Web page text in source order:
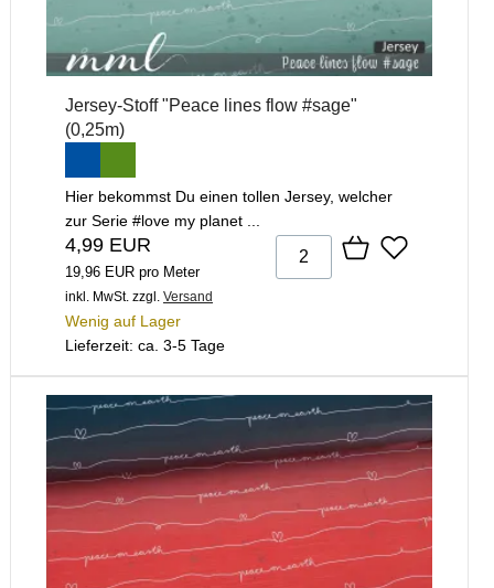
Jersey-Stoff "Peace lines flow #sage"
(0,25m)
Hier bekommst Du einen tollen Jersey, welcher
zur Serie #love my planet ...
4,99 EUR
19,96 EUR pro Meter
inkl. MwSt. zzgl. Versand
Wenig auf Lager
Lieferzeit: ca. 3-5 Tage